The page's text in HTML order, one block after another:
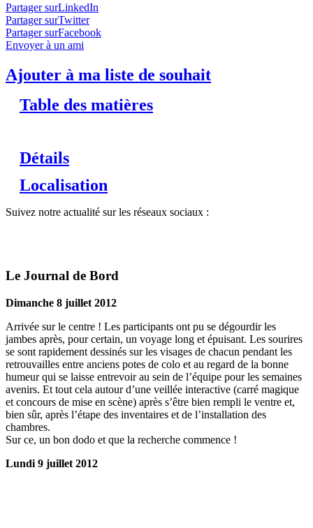
Partager surLinkedIn
Partager surTwitter
Partager surFacebook
Envoyer à un ami
Ajouter à ma liste de souhait
Table des matières
Détails
Localisation
Suivez notre actualité sur les réseaux sociaux :
Le Journal de Bord
Dimanche 8 juillet 2012
Arrivée sur le centre ! Les participants ont pu se dégourdir les
jambes après, pour certain, un voyage long et épuisant. Les sourires
se sont rapidement dessinés sur les visages de chacun pendant les
retrouvailles entre anciens potes de colo et au regard de la bonne
humeur qui se laisse entrevoir au sein de l’équipe pour les semaines
avenirs. Et tout cela autour d’une veillée interactive (carré magique
et concours de mise en scène) après s’être bien rempli le ventre et,
bien sûr, après l’étape des inventaires et de l’installation des
chambres.
Sur ce, un bon dodo et que la recherche commence !
Lundi 9 juillet 2012